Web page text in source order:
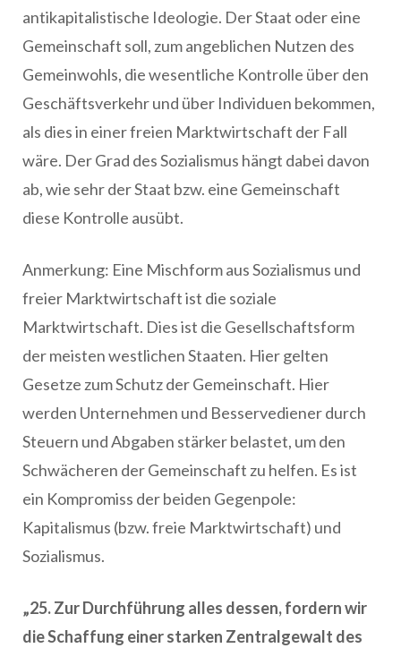
antikapitalistische Ideologie. Der Staat oder eine
Gemeinschaft soll, zum angeblichen Nutzen des
Gemeinwohls, die wesentliche Kontrolle über den
Geschäftsverkehr und über Individuen bekommen,
als dies in einer freien Marktwirtschaft der Fall
wäre. Der Grad des Sozialismus hängt dabei davon
ab, wie sehr der Staat bzw. eine Gemeinschaft
diese Kontrolle ausübt.
Anmerkung: Eine Mischform aus Sozialismus und
freier Marktwirtschaft ist die soziale
Marktwirtschaft. Dies ist die Gesellschaftsform
der meisten westlichen Staaten. Hier gelten
Gesetze zum Schutz der Gemeinschaft. Hier
werden Unternehmen und Besservediener durch
Steuern und Abgaben stärker belastet, um den
Schwächeren der Gemeinschaft zu helfen. Es ist
ein Kompromiss der beiden Gegenpole:
Kapitalismus (bzw. freie Marktwirtschaft) und
Sozialismus.
„25. Zur Durchführung alles dessen, fordern wir
die Schaffung einer starken Zentralgewalt des